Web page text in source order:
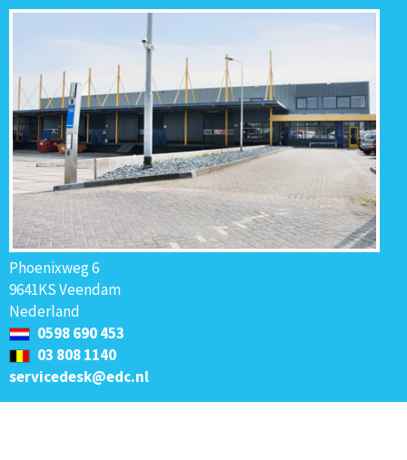
Phoenixweg 6
9641KS Veendam
Nederland
0598 690 453
03 808 1140
servicedesk@edc.nl